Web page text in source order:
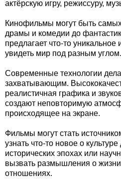
актёрскую игру, режиссуру,
Кинофильмы могут быть
драмы и комедии до
предлагает что-то уникальное
увидеть мир под разным углом.
Современные технологии
захватывающим.
реалистичная графика и
создают неповторимую
происходящее на экране.
Фильмы могут стать
узнать что-то новое о культуре
исторических эпохах или
вызвать размышления о
отношениях.